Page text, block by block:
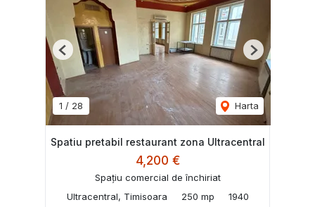
1 / 28 Harta
Previous Next
Spatiu pretabil restaurant zona Ultracentral
4,200 €
Spațiu comercial de închiriat
Ultracentral, Timisoara
250 mp 1940